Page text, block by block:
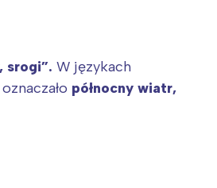
srogi”. W językach
północny wiatr,